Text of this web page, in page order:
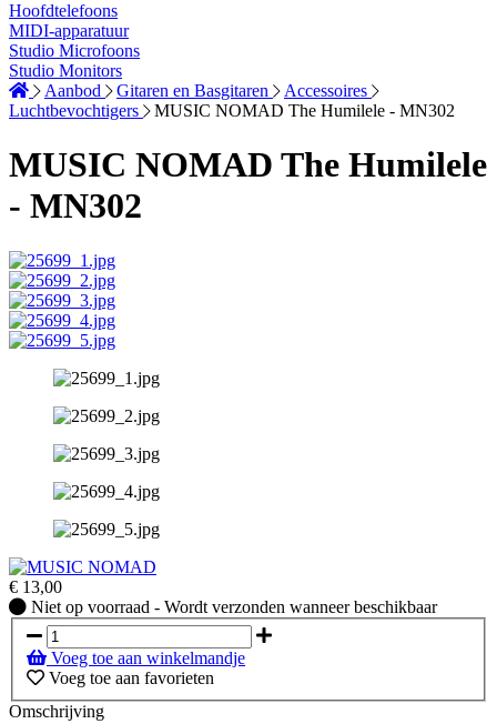
Hoofdtelefoons
MIDI-apparatuur
Studio Microfoons
Studio Monitors
Aanbod
Gitaren en Basgitaren
Accessoires
Luchtbevochtigers
MUSIC NOMAD The Humilele - MN302
MUSIC NOMAD The Humilele
- MN302
€ 13,00
Niet
op
voorraad
-
Wordt
verzonden
Niet op voorraad - Wordt verzonden wanneer beschikbaar
Voeg toe aan winkelmandje
Voeg toe aan favorieten
Omschrijving